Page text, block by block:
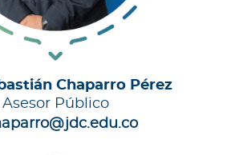
Chaparro Pérez
Asesor Público